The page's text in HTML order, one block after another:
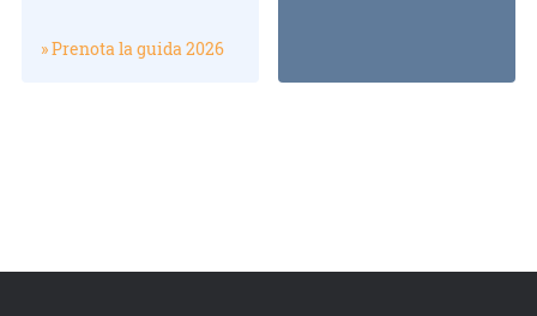
» Prenota la guida 2026